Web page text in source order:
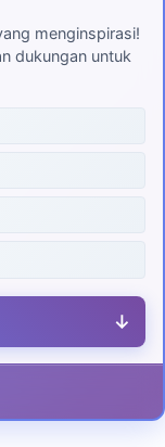
menginspirasi!
dukungan untuk
↓